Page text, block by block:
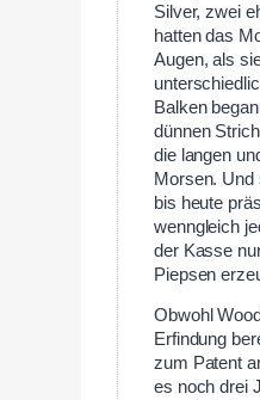
Silver, zwei
hatten das
Augen, als
Balken
dünnen
die langen
Morsen.
bis heute
wenngleich
der Kasse
Piepsen
Obwohl
Erfindung
zum Patent
es noch drei